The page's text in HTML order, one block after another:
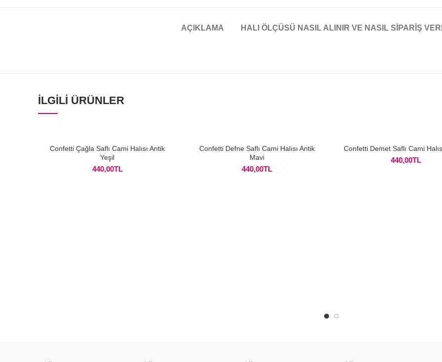
AÇIKLAMA HALI ÖLÇÜSÜ NASIL ALINIR VE NASIL SIPARIŞ
İLGILI ÜRÜNLER
Confetti Çağla Saflı Cami Halısı Antik
Yeşil
440,00TL
Confetti Defne Saflı Cami Halısı Antik
Mavi
440,00TL
Confetti Demet Saflı Cami
440,00TL